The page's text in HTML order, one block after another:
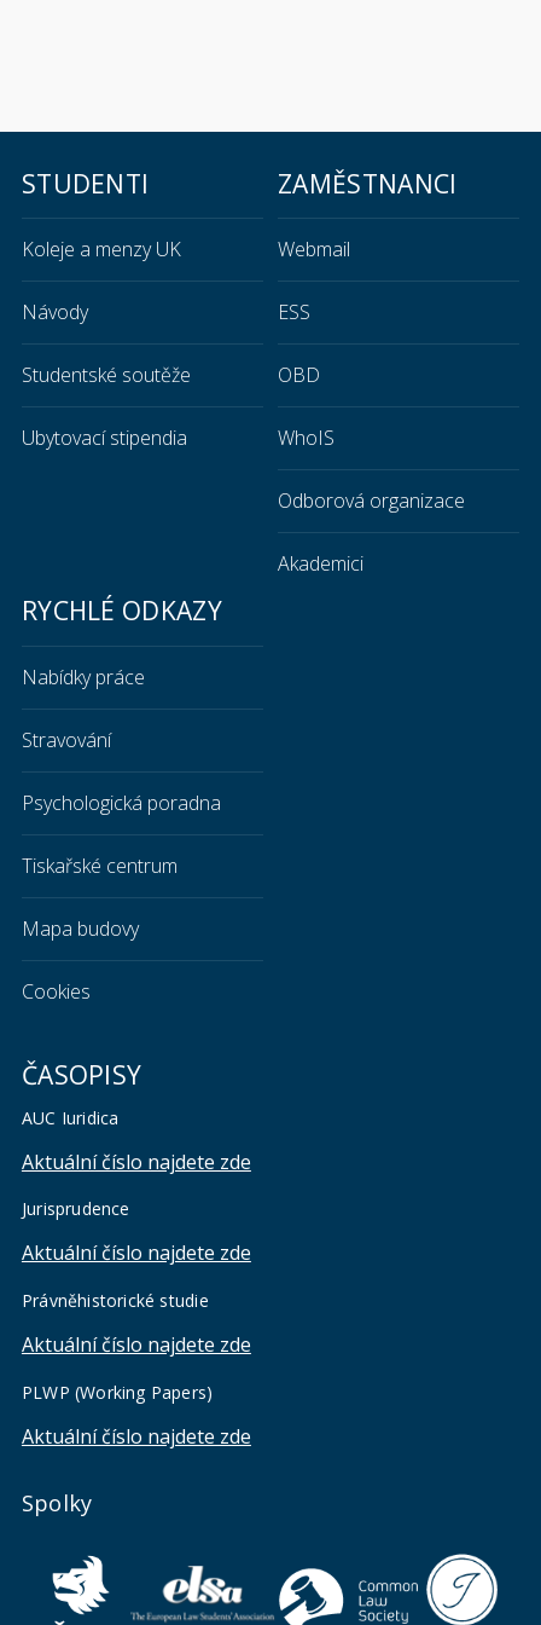
STUDENTI
Koleje a menzy UK
Návody
Studentské soutěže
Ubytovací stipendia
ZAMĚSTNANCI
Webmail
ESS
OBD
WhoIS
Odborová organizace
Akademici
RYCHLÉ ODKAZY
Nabídky práce
Stravování
Psychologická poradna
Tiskařské centrum
Mapa budovy
Cookies
ČASOPISY
AUC Iuridica
Aktuální číslo najdete zde
Jurisprudence
Aktuální číslo najdete zde
Právněhistorické studie
Aktuální číslo najdete zde
PLWP (Working Papers)
Aktuální číslo najdete zde
Spolky